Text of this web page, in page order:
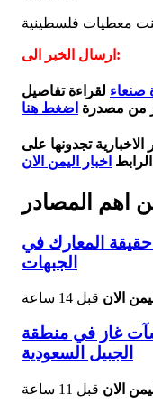
معطيات فلسطينية
ارسال الخبر الى:
صنعاء لقراءة تفاصيل
من مصدرة اضغط هنا
تجدونها على
الرابط اخبار اليمن الان
اهم المصادر
المعارك في
الجبهات
الان قبل 14 ساعة
غاز في منطقة
الجبيل السعودية
الان قبل 11 ساعة